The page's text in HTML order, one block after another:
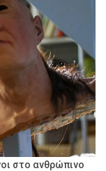
στο ανθρώπινο